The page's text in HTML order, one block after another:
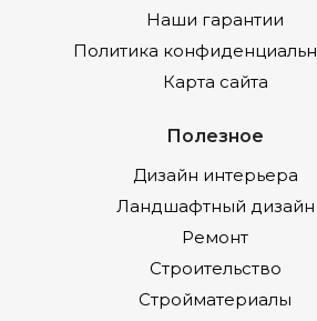
Наши гарантии
Политика
Карта сайта
Полезное
Дизайн интерьера
Ландшафтный дизайн
Ремонт
Строительство
Стройматериалы